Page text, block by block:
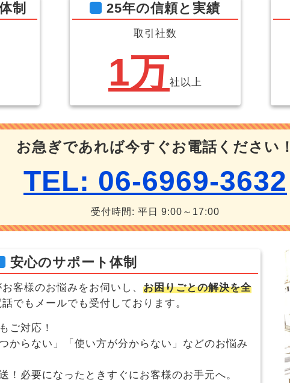
制 25年の信頼と実績
取引社数
1万社以上
お急ぎであれば今すぐお電話ください
TEL: 06-6969-3632
受付時間: 平日 9:00～17:00
安心のサポート体制
客様のお悩みをお伺いし、 お困りごとの解決を全
でもメールでも受付しております。
ご対応！
からない」「使い方が分からない」などのお悩み
！必要になったときすぐにお客様のお手元へ。